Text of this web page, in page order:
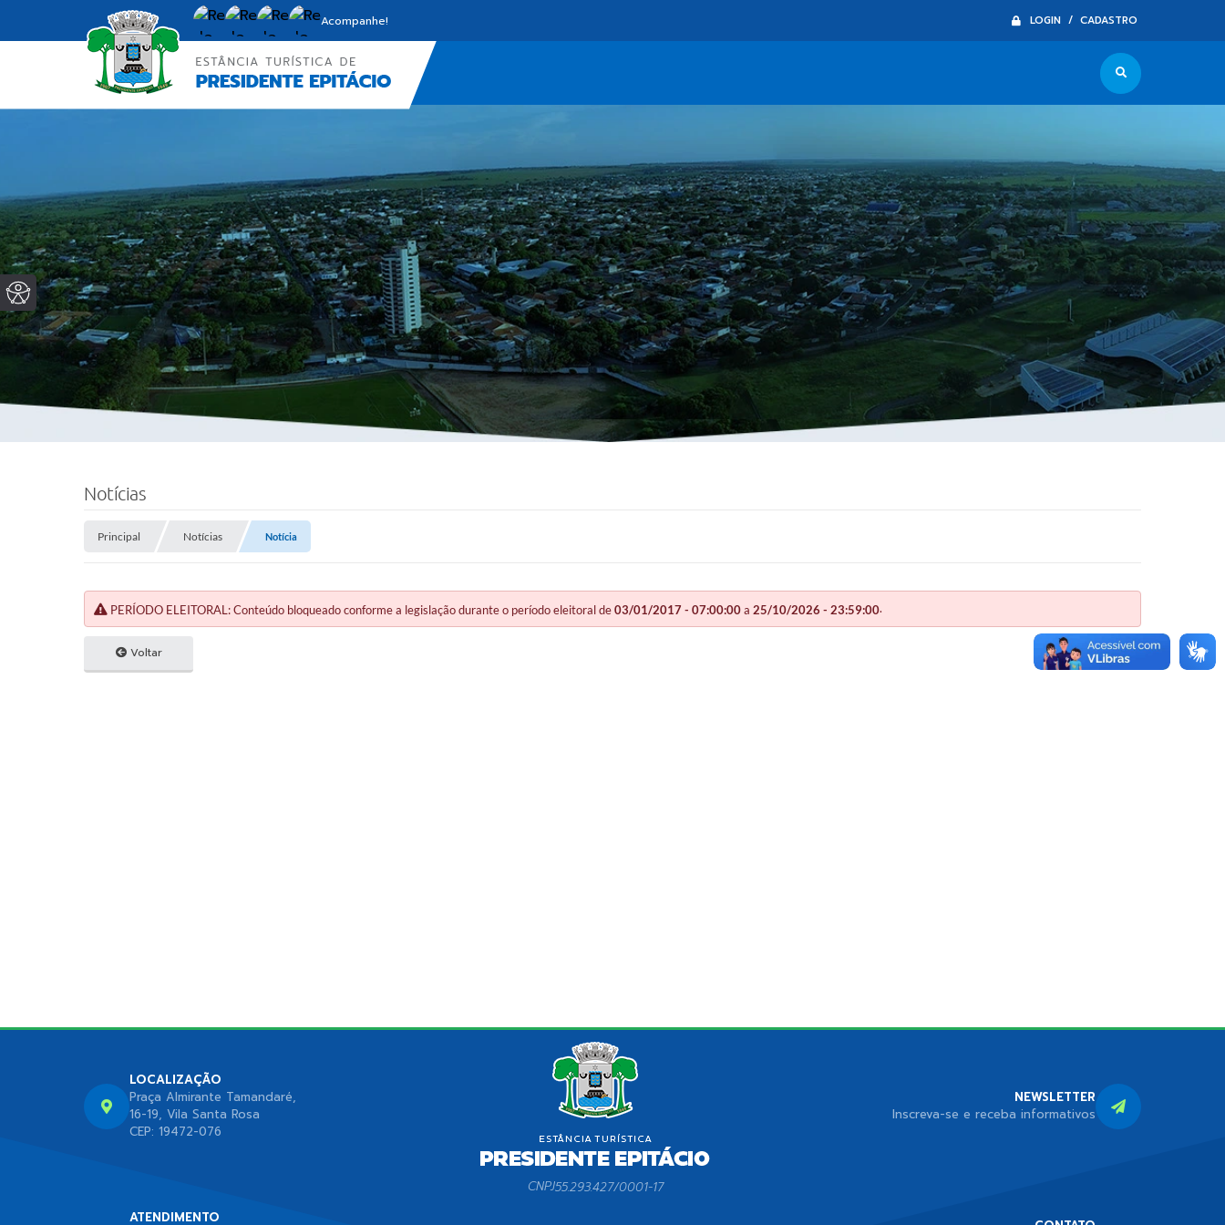
LOGIN / CADASTRO
Acompanhe!
Notícias
Principal Notícias Notícia
PERÍODO ELEITORAL: Conteúdo bloqueado conforme a legislação durante o período eleitoral de03/01/2017 - 07:00:00a 25/10/2026 - 23:59:00.
Voltar
LOCALIZAÇÃO
Praça Almirante Tamandaré,
16-19, Vila Santa Rosa
CEP: 19472-076
ATENDIMENTO
CNPJ55.293.427/0001-17
NEWSLETTER
Inscreva-se e receba informativos